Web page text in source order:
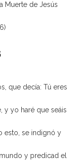
Muerte de Jesús
que decía: Tú eres
y yo haré que seáis
esto, se indignó y
y predicad el